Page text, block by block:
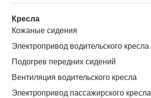
Кресла
Кожаные сидения
Электропривод водительского кресла
Подогрев передних сидений
Вентиляция водительского кресла
Электропривод пассажирского кресла